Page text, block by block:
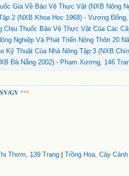
Gia Về Bảo Vệ Thực Vật (NXB Nông
2 (NXB Khoa Học 1968) - Vương Đổng,
Chịu Thuốc Bảo Vệ Thực Vật Của Các
Nghiệp Và Phát Triển Nông Thôn 20
Kỹ Thuật Của Nhà Nông Tập 3 (NXB
Đà Nẵng 2002) - Phạm Xương, 146
GV ***
Thơm, 139 Trang Trồng Hoa, Cây